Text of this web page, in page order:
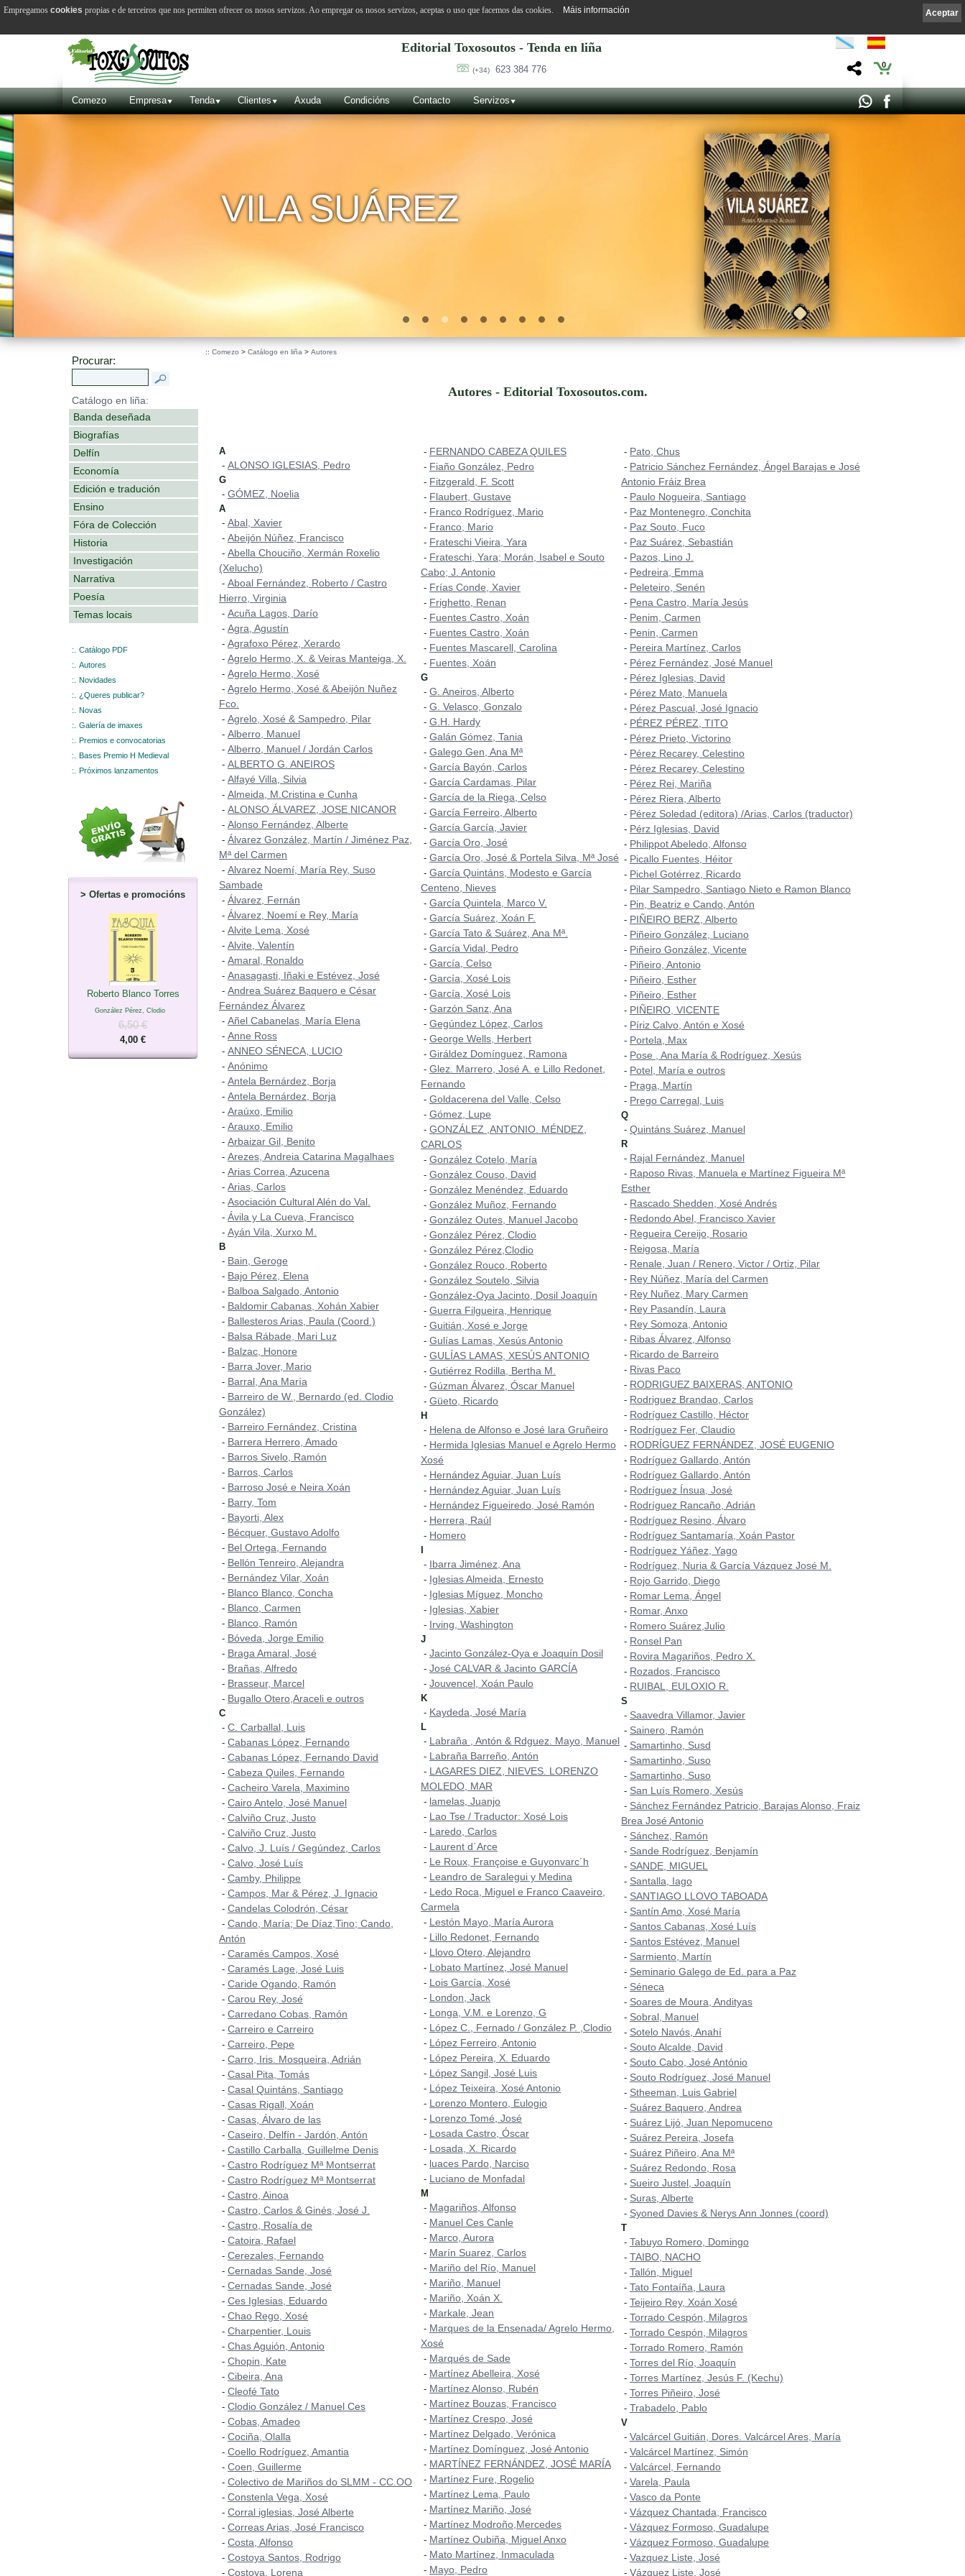
Editorial Toxosoutos - Tenda en liña
(+34) 623 384 776 0
Comezo Empresa Tenda Clientes Axuda Condicións Contacto Servizos
VILA SUÁREZ
Procurar:
Catálogo en liña:
Banda deseñada
Biografías
Delfín
Economía
Edición e tradución
Ensino
Fóra de Colección
Historia
Investigación
Narrativa
Poesía
Temas locais
:.
Catálogo PDF
:.
Autores
:.
Novidades
:.
¿Queres publicar?
:.
Novas
:.
Galería de imaxes
:.
Premios e convocatorias
:.
Bases Premio H Medieval
:.
Próximos lanzamentos
> Ofertas e promocións
Roberto Blanco Torres
González Pérez, Clodio
6,50 €
4,00 €
:: Comezo > Catálogo en liña > Autores
Autores - Editorial Toxosoutos.com.
A
- ALONSO IGLESIAS, Pedro
G
- GÓMEZ, Noelia
A
- Abal, Xavier
- Abeijón Núñez, Francisco
- Abella Chouciño, Xermán Roxelio
(Xelucho)
- Aboal Fernández, Roberto / Castro
Hierro, Virginia
- Acuña Lagos, Darío
- Agra, Agustín
- Agrafoxo Pérez, Xerardo
- Agrelo Hermo, X. & Veiras Manteiga, X.
- Agrelo Hermo, Xosé
- Agrelo Hermo, Xosé & Abeijón Nuñez
Fco.
- Agrelo, Xosé & Sampedro, Pilar
- Alberro, Manuel
- Alberro, Manuel / Jordán Carlos
- ALBERTO G. ANEIROS
- Alfayé Villa, Silvia
- Almeida, M.Cristina e Cunha
- ALONSO ÁLVAREZ, JOSE NICANOR
- Alonso Fernández, Alberte
- Álvarez González, Martín / Jiménez Paz,
Mª del Carmen
- Alvarez Noemí, María Rey, Suso
Sambade
- Álvarez, Fernán
- Álvarez, Noemí e Rey, María
- Alvite Lema, Xosé
- Alvite, Valentín
- Amaral, Ronaldo
- Anasagasti, Iñaki e Estévez, José
- Andrea Suárez Baquero e César
Fernández Álvarez
- Añel Cabanelas, María Elena
- Anne Ross
- ANNEO SÉNECA, LUCIO
- Anónimo
- Antela Bernárdez, Borja
- Antela Bernárdez, Borja
- Araúxo, Emilio
- Arauxo, Emilio
- Arbaizar Gil, Benito
- Arezes, Andreia Catarina Magalhaes
- Arias Correa, Azucena
- Arias, Carlos
- Asociación Cultural Alén do Val.
- Ávila y La Cueva, Francisco
- Ayán Vila, Xurxo M.
B
- Bain, Geroge
- Bajo Pérez, Elena
- Balboa Salgado, Antonio
- Baldomir Cabanas, Xohán Xabier
- Ballesteros Arias, Paula (Coord.)
- Balsa Rábade, Mari Luz
- Balzac, Honore
- Barra Jover, Mario
- Barral, Ana María
- Barreiro de W., Bernardo (ed. Clodio
González)
- Barreiro Fernández, Cristina
- Barrera Herrero, Amado
- Barros Sivelo, Ramón
- Barros, Carlos
- Barroso José e Neira Xoán
- Barry, Tom
- Bayorti, Alex
- Bécquer, Gustavo Adolfo
- Bel Ortega, Fernando
- Bellón Tenreiro, Alejandra
- Bernández Vilar, Xoán
- Blanco Blanco, Concha
- Blanco, Carmen
- Blanco, Ramón
- Bóveda, Jorge Emilio
- Braga Amaral, José
- Brañas, Alfredo
- Brasseur, Marcel
- Bugallo Otero,Araceli e outros
C
- C. Carballal, Luis
- Cabanas López, Fernando
- Cabanas López, Fernando David
- Cabeza Quiles, Fernando
- Cacheiro Varela, Maximino
- Cairo Antelo, José Manuel
- Calviño Cruz, Justo
- Calviño Cruz, Justo
- Calvo, J. Luís / Gegúndez, Carlos
- Calvo, José Luís
- Camby, Philippe
- Campos, Mar & Pérez, J. Ignacio
- Candelas Colodrón, César
- Cando, María; De Díaz,Tino; Cando,
Antón
- Caramés Campos, Xosé
- Caramés Lage, José Luis
- Caride Ogando, Ramón
- Carou Rey, José
- Carredano Cobas, Ramón
- Carreiro e Carreiro
- Carreiro, Pepe
- Carro, Iris. Mosqueira, Adrián
- Casal Pita, Tomás
- Casal Quintáns, Santiago
- Casas Rigall, Xoán
- Casas, Álvaro de las
- Caseiro, Delfín - Jardón, Antón
- Castillo Carballa, Guillelme Denis
- Castro Rodríguez Mª Montserrat
- Castro Rodríguez Mª Montserrat
- Castro, Ainoa
- Castro, Carlos & Ginés, José J.
- Castro, Rosalía de
- Catoira, Rafael
- Cerezales, Fernando
- Cernadas Sande, José
- Cernadas Sande, José
- Ces Iglesias, Eduardo
- Chao Rego, Xosé
- Charpentier, Louis
- Chas Aguión, Antonio
- Chopin, Kate
- Cibeira, Ana
- Cleofé Tato
- Clodio González / Manuel Ces
- Cobas, Amadeo
- Cociña, Olalla
- Coello Rodríguez, Amantia
- Coen, Guillerme
- Colectivo de Mariños do SLMM - CC.OO
- Constenla Vega, Xosé
- Corral iglesias, José Alberte
- Correas Arias, José Francisco
- Costa, Alfonso
- Costoya Santos, Rodrigo
- Costoya, Lorena
- FERNANDO CABEZA QUILES
- Fiaño González, Pedro
- Fitzgerald, F. Scott
- Flaubert, Gustave
- Franco Rodríguez, Mario
- Franco, Mario
- Frateschi Vieira, Yara
- Frateschi, Yara; Morán, Isabel e Souto
Cabo; J. Antonio
- Frías Conde, Xavier
- Frighetto, Renan
- Fuentes Castro, Xoán
- Fuentes Castro, Xoán
- Fuentes Mascarell, Carolina
- Fuentes, Xoán
G
- G. Aneiros, Alberto
- G. Velasco, Gonzalo
- G.H. Hardy
- Galán Gómez, Tania
- Galego Gen, Ana Mª
- García Bayón, Carlos
- García Cardamas, Pilar
- García de la Riega, Celso
- García Ferreiro, Alberto
- García García, Javier
- García Oro, José
- García Oro, José & Portela Silva, Mª José
- García Quintáns, Modesto e García
Centeno, Nieves
- García Quintela, Marco V.
- García Suárez, Xoán F.
- García Tato & Suárez, Ana Mª.
- García Vidal, Pedro
- García, Celso
- García, Xosé Lois
- García, Xosé Lois
- Garzón Sanz, Ana
- Gegúndez López, Carlos
- George Wells, Herbert
- Giráldez Domínguez, Ramona
- Glez. Marrero, José A. e Lillo Redonet,
Fernando
- Goldacerena del Valle, Celso
- Gómez, Lupe
- GONZÁLEZ ,ANTONIO. MÉNDEZ,
CARLOS
- González Cotelo, María
- González Couso, David
- González Menéndez, Eduardo
- González Muñoz, Fernando
- González Outes, Manuel Jacobo
- González Pérez, Clodio
- González Pérez,Clodio
- González Rouco, Roberto
- González Soutelo, Silvia
- González-Oya Jacinto, Dosil Joaquín
- Guerra Filgueira, Henrique
- Guitián, Xosé e Jorge
- Gulías Lamas, Xesús Antonio
- GULÍAS LAMAS, XESÚS ANTONIO
- Gutiérrez Rodilla, Bertha M.
- Gúzman Álvarez, Óscar Manuel
- Güeto, Ricardo
H
- Helena de Alfonso e José lara Gruñeiro
- Hermida Iglesias Manuel e Agrelo Hermo
Xosé
- Hernández Aguiar, Juan Luís
- Hernández Aguiar, Juan Luís
- Hernández Figueiredo, José Ramón
- Herrera, Raúl
- Homero
- Ibarra Jiménez, Ana
- Iglesias Almeida, Ernesto
- Iglesias Míguez, Moncho
- Iglesias, Xabier
- Irving, Washington
J
- Jacinto González-Oya e Joaquín Dosil
- José CALVAR & Jacinto GARCÍA
- Jouvencel, Xoán Paulo
K
- Kaydeda, José María
L
- Labraña , Antón & Rdguez. Mayo, Manuel
- Labraña Barreño, Antón
- LAGARES DIEZ, NIEVES. LORENZO
MOLEDO, MAR
- lamelas, Juanjo
- Lao Tse / Traductor: Xosé Lois
- Laredo, Carlos
- Laurent d´Arce
- Le Roux, Françoise e Guyonvarc´h
- Leandro de Saralegui y Medina
- Ledo Roca, Miguel e Franco Caaveiro,
Carmela
- Lestón Mayo, María Aurora
- Lillo Redonet, Fernando
- Llovo Otero, Alejandro
- Lobato Martínez, José Manuel
- Lois García, Xosé
- London, Jack
- Longa, V.M. e Lorenzo, G
- López C., Fernado / González P. ,Clodio
- López Ferreiro, Antonio
- López Pereira, X. Eduardo
- López Sangil, José Luis
- López Teixeira, Xosé Antonio
- Lorenzo Montero, Eulogio
- Lorenzo Tomé, José
- Losada Castro, Óscar
- Losada, X. Ricardo
- luaces Pardo, Narciso
- Luciano de Monfadal
M
- Magariños, Alfonso
- Manuel Ces Canle
- Marco, Aurora
- Marín Suarez, Carlos
- Mariño del Río, Manuel
- Mariño, Manuel
- Mariño, Xoán X.
- Markale, Jean
- Marques de la Ensenada/ Agrelo Hermo,
Xosé
- Marqués de Sade
- Martínez Abelleira, Xosé
- Martínez Alonso, Rubén
- Martínez Bouzas, Francisco
- Martínez Crespo, José
- Martínez Delgado, Verónica
- Martínez Domínguez, José Antonio
- MARTÍNEZ FERNÁNDEZ, JOSÉ MARÍA
- Martínez Fure, Rogelio
- Martínez Lema, Paulo
- Martínez Mariño, José
- Martínez Modroño,Mercedes
- Martínez Oubiña, Miguel Anxo
- Mato Martínez, Inmaculada
- Mayo, Pedro
- Pato, Chus
- Patricio Sánchez Fernández, Ángel Barajas e José
Antonio Fráiz Brea
- Paulo Nogueira, Santiago
- Paz Montenegro, Conchita
- Paz Souto, Fuco
- Paz Suárez, Sebastián
- Pazos, Lino J.
- Pedreira, Emma
- Peleteiro, Senén
- Pena Castro, María Jesús
- Penim, Carmen
- Penin, Carmen
- Pereira Martínez, Carlos
- Pérez Fernández, José Manuel
- Pérez Iglesias, David
- Pérez Mato, Manuela
- Pérez Pascual, José Ignacio
- PÉREZ PÉREZ, TITO
- Pérez Prieto, Victorino
- Pérez Recarey, Celestino
- Pérez Recarey, Celestino
- Pérez Rei, Mariña
- Pérez Riera, Alberto
- Pérez Soledad (editora) /Arias, Carlos (traductor)
- Pérz Iglesias, David
- Philippot Abeledo, Alfonso
- Picallo Fuentes, Héitor
- Pichel Gotérrez, Ricardo
- Pilar Sampedro, Santiago Nieto e Ramon Blanco
- Pin, Beatriz e Cando, Antón
- PIÑEIRO BERZ, Alberto
- Piñeiro González, Luciano
- Piñeiro González, Vicente
- Piñeiro, Antonio
- Piñeiro, Esther
- Piñeiro, Esther
- PIÑEIRO, VICENTE
- Píriz Calvo, Antón e Xosé
- Portela, Max
- Pose , Ana María & Rodríguez, Xesús
- Potel, María e outros
- Praga, Martín
- Prego Carregal, Luis
Q
- Quintáns Suárez, Manuel
R
- Rajal Fernández, Manuel
- Raposo Rivas, Manuela e Martínez Figueira Mª
Esther
- Rascado Shedden, Xosé Andrés
- Redondo Abel, Francisco Xavier
- Regueira Cereijo, Rosario
- Reigosa, María
- Renale, Juan / Renero, Victor / Ortiz, Pilar
- Rey Núñez, María del Carmen
- Rey Nuñez, Mary Carmen
- Rey Pasandín, Laura
- Rey Somoza, Antonio
- Ribas Álvarez, Alfonso
- Ricardo de Barreiro
- Rivas Paco
- RODRIGUEZ BAIXERAS, ANTONIO
- Rodriguez Brandao, Carlos
- Rodríguez Castillo, Héctor
- Rodríguez Fer, Claudio
- RODRÍGUEZ FERNÁNDEZ, JOSÉ EUGENIO
- Rodríguez Gallardo, Antón
- Rodríguez Gallardo, Antón
- Rodríguez Ínsua, José
- Rodríguez Rancaño, Adrián
- Rodríguez Resino, Álvaro
- Rodríguez Santamaría, Xoán Pastor
- Rodríguez Yáñez, Yago
- Rodríguez, Nuria & García Vázquez José M.
- Rojo Garrido, Diego
- Romar Lema, Ángel
- Romar, Anxo
- Romero Suárez,Julio
- Ronsel Pan
- Rovira Magariños, Pedro X.
- Rozados, Francisco
- RUIBAL, EULOXIO R.
S
- Saavedra Villamor, Javier
- Sainero, Ramón
- Samartinho, Susd
- Samartinho, Suso
- Samartinho, Suso
- San Luís Romero, Xesús
- Sánchez Fernández Patricio, Barajas Alonso, Fraiz
Brea José Antonio
- Sánchez, Ramón
- Sande Rodríguez, Benjamín
- SANDE, MIGUEL
- Santalla, Iago
- SANTIAGO LLOVO TABOADA
- Santín Amo, Xosé María
- Santos Cabanas, Xosé Luís
- Santos Estévez, Manuel
- Sarmiento, Martín
- Seminario Galego de Ed. para a Paz
- Séneca
- Soares de Moura, Andityas
- Sobral, Manuel
- Sotelo Navós, Anahí
- Souto Alcalde, David
- Souto Cabo, José António
- Souto Rodríguez, José Manuel
- Stheeman, Luis Gabriel
- Suárez Baquero, Andrea
- Suárez Lijó, Juan Nepomuceno
- Suárez Pereira, Josefa
- Suárez Piñeiro, Ana Mª
- Suárez Redondo, Rosa
- Sueiro Justel, Joaquín
- Suras, Alberte
- Syoned Davies & Nerys Ann Jonnes (coord)
T
- Tabuyo Romero, Domingo
- TAIBO, NACHO
- Tallón, Miguel
- Tato Fontaíña, Laura
- Teijeiro Rey, Xoán Xosé
- Torrado Cespón, Milagros
- Torrado Cespón, Milagros
- Torrado Romero, Ramón
- Torres del Río, Joaquín
- Torres Martínez, Jesús F. (Kechu)
- Torres Piñeiro, José
- Trabadelo, Pablo
V
- Valcárcel Guitián, Dores. Valcárcel Ares, María
- Valcárcel Martínez, Simón
- Valcárcel, Fernando
- Varela, Paula
- Vasco da Ponte
- Vázquez Chantada, Francisco
- Vázquez Formoso, Guadalupe
- Vázquez Formoso, Guadalupe
- Vazquez Liste, José
- Vázquez Liste, José
Aceptar
Empregamos cookies propias e de terceiros que nos permiten ofrecer os nosos servizos. Ao empregar os nosos servizos, aceptas o uso que facemos das cookies. Máis información